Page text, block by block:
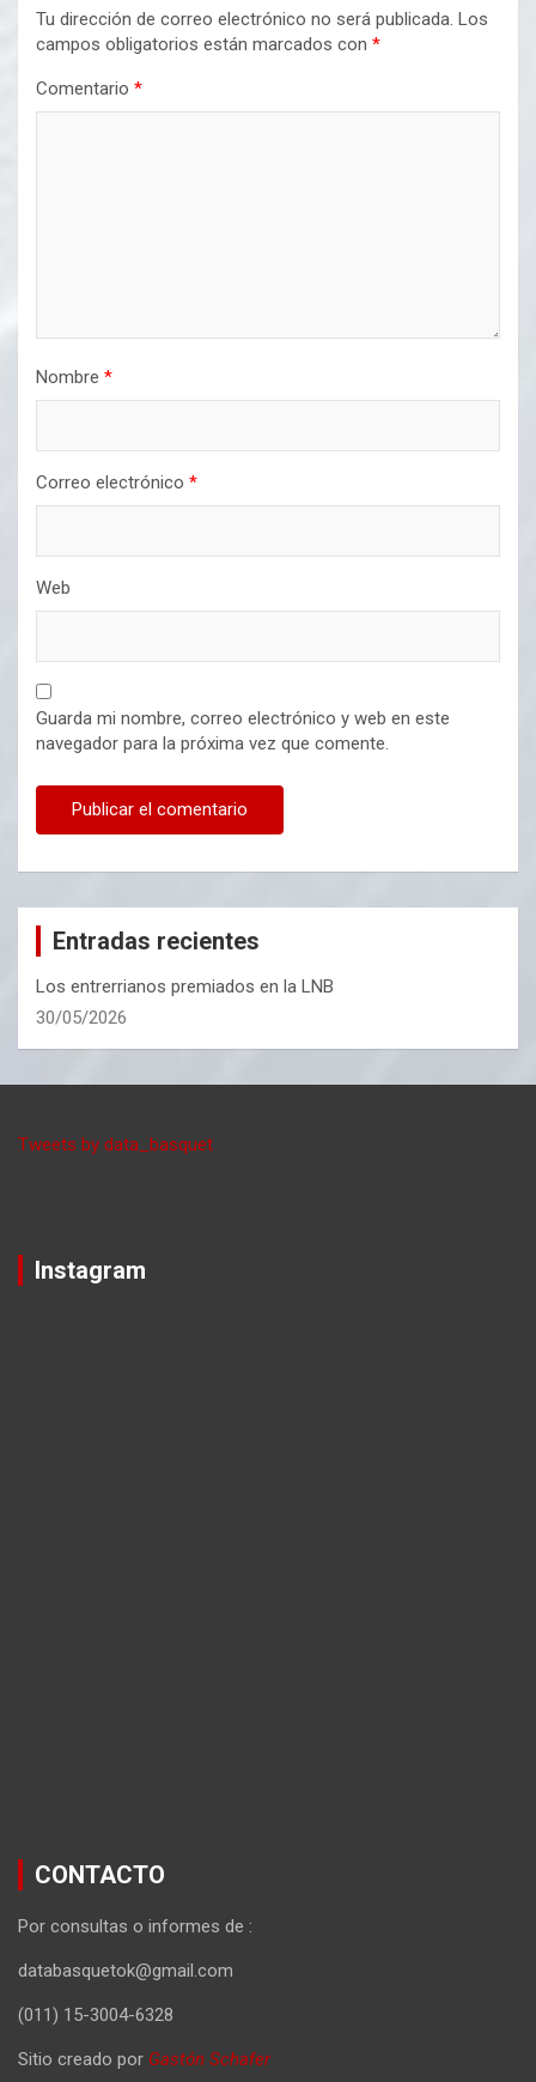
Tu dirección de correo electrónico no será publicada. Los
campos obligatorios están marcados con *
Comentario *
Nombre *
Correo electrónico *
Web
Guarda mi nombre, correo electrónico y web en este
navegador para la próxima vez que comente.
Entradas recientes
Los entrerrianos premiados en la LNB
30/05/2026
Tweets by data_basquet
Instagram
CONTACTO
Por consultas o informes de :
databasquetok@gmail.com
(011) 15-3004-6328
Sitio creado por Gastón Schafer